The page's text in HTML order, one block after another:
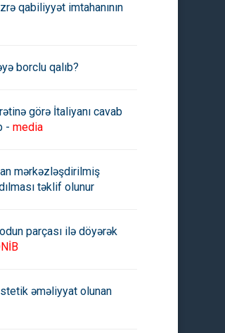
qabiliyyət imtahanının
borclu qalıb?
görə İtaliyanı cavab
- media
mərkəzləşdirilmiş
təklif olunur
parçası ilə döyərək
əməliyyat olunan